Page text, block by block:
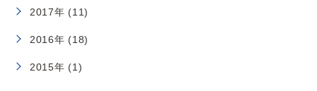
2017年 (11)
2016年 (18)
2015年 (1)